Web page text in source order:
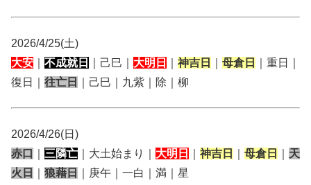
2026/4/25(土)
大安
不成就日 ｜己巳｜ 大明日 神吉日 母倉日
｜重日｜
復日｜ 往亡日 ｜己巳｜九紫｜除｜柳
2026/4/26(日)
赤口
三隣亡 ｜大土始まり｜ 大明日 神吉日 母倉日
天
火日
狼藉日 ｜庚午｜一白｜満｜星